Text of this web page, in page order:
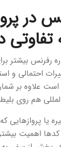
در
رفرنس بیشتر
احتمالی و
هم روی
یا پروازهایی
کدها اهمیت